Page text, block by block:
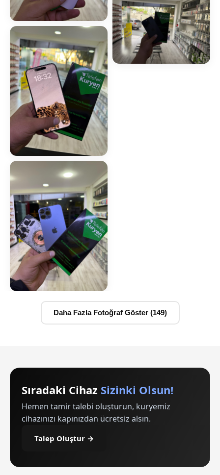
Daha Fazla Fotoğraf Göster (149)
Sıradaki Cihaz Sizinki Olsun!
Hemen tamir talebi oluşturun, kuryemiz
cihazınızı kapınızdan ücretsiz alsın.
Talep Oluştur →